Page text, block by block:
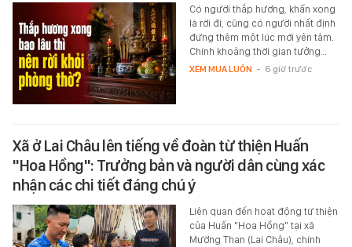
Có người thắp hương, khấn xong
là rời đi, cũng có người nhất định
đứng thêm một lúc mới yên tâm.
Chính khoảng thời gian tưởng…
XEM MUA LUÔN - 6 giờ trước
Xã ở Lai Châu lên tiếng về đoàn từ thiện Huấn
"Hoa Hồng": Trưởng bản và người dân cùng xác
nhận các chi tiết đáng chú ý
Liên quan đến hoạt động từ thiện
của Huấn "Hoa Hồng" tại xã
Mường Than (Lai Châu), chính